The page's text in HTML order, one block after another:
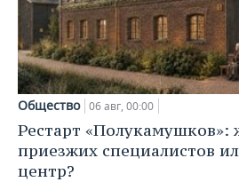
Общество 06 авг, 00:00
Рестарт «Полукамушков»:
приезжих специалистов
центр?